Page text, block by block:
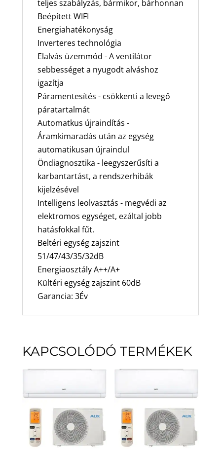
teljes szabályzás, bármikor, bárhonnan
Beépített WIFI
Energiahatékonyság
Inverteres technológia
Elalvás üzemmód - A ventilátor
sebbességet a nyugodt alváshoz
igazítja
Páramentesítés - csökkenti a levegő
páratartalmát
Automatkus újraindítás -
Áramkimaradás után az egység
automatikusan újraindul
Öndiagnosztika - leegyszerűsíti a
karbantartást, a rendszerhibák
kijelzésével
Intelligens leolvasztás - megvédi az
elektromos egységet, ezáltal jobb
hatásfokkal fűt.
Beltéri egység zajszint
51/47/43/35/32dB
Energiaosztály A++/A+
Kültéri egység zajszint 60dB
Garancia: 3Év
KAPCSOLÓDÓ TERMÉKEK